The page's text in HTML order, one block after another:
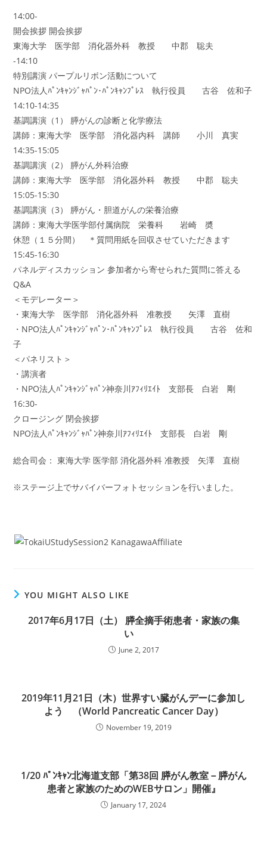
14:00-
開会挨拶 開会挨拶
東海大学 医学部 消化器外科 教授 中郡 聡夫
-14:10
特別講演 パープルリボン活動について
NPO法人ﾊﾟﾝｷｬﾝｼﾞｬﾊﾟﾝ･ﾊﾟﾝｷｬﾝﾌﾟﾚｽ 執行役員 古谷 佐和子
14:10-14:35
基調講演（1） 膵がんの診断と化学療法
講師：東海大学 医学部 消化器内科 講師 小川 真実
14:35-15:05
基調講演（2） 膵がん外科治療
講師：東海大学 医学部 消化器外科 教授 中郡 聡夫
15:05-15:30
基調講演（3） 膵がん・胆道がんの栄養治療
講師：東海大学医学部付属病院 栄養科 岩崎 奬
休憩（１５分間） ＊質問用紙を回収させていただきます
15:45-16:30
パネルディスカッション 参加者から寄せられた質問に答える
Q&A
＜モデレーター＞
・東海大学 医学部 消化器外科 准教授 矢澤 直樹
・NPO法人ﾊﾟﾝｷｬﾝｼﾞｬﾊﾟﾝ･ﾊﾟﾝｷｬﾝﾌﾟﾚｽ 執行役員 古谷 佐和
子
＜パネリスト＞
・講演者
・NPO法人ﾊﾟﾝｷｬﾝｼﾞｬﾊﾟﾝ神奈川ｱﾌｨﾘｴｲﾄ 支部長 白岩 剛
16:30-
クロージング 閉会挨拶
NPO法人ﾊﾟﾝｷｬﾝｼﾞｬﾊﾟﾝ神奈川ｱﾌｨﾘｴｲﾄ 支部長 白岩 剛
総合司会： 東海大学 医学部 消化器外科 准教授 矢澤 直樹
※ステージ上でサバイバーフォトセッションを行いました。
YOU MIGHT ALSO LIKE
2017年6月17日（土） 膵全摘手術患者・家族の集
い
June 2, 2017
2019年11月21日（木）世界すい臓がんデーに参加し
よう （World Pancreatic Cancer Day）
November 19, 2019
1/20 ﾊﾟﾝｷｬﾝ北海道支部「第38回 膵がん教室－膵がん
患者と家族のためのWEBサロン」開催』
January 17, 2024